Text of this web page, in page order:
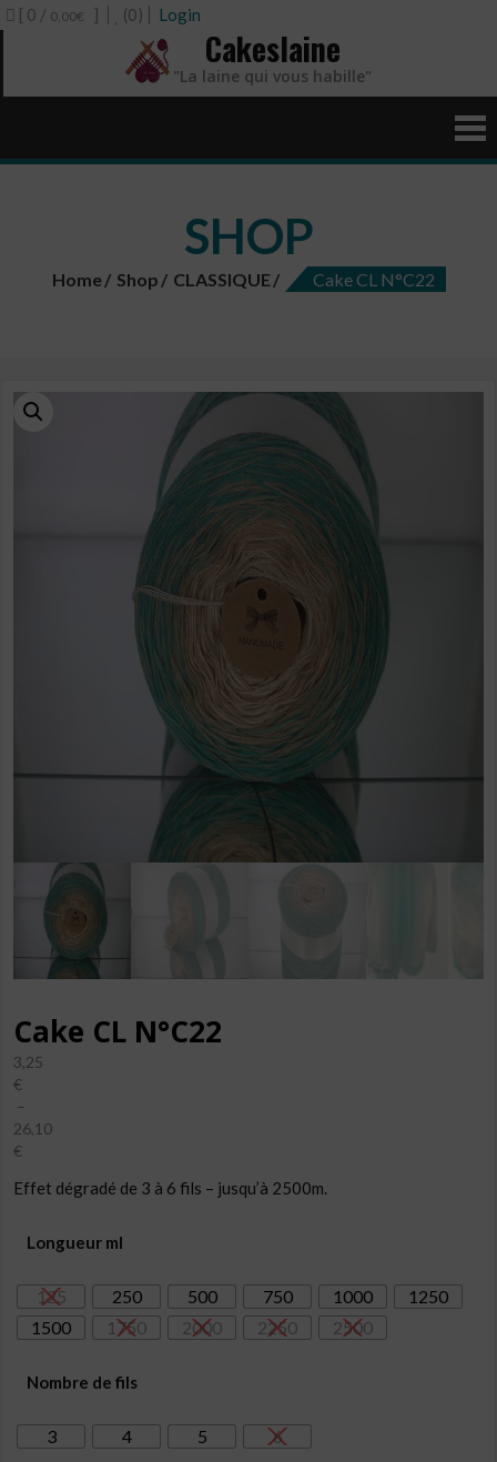
[ 0 / 0,00€ ] (0) Login
Cakeslaine
"La laine qui vous habille"
SHOP
Home Shop CLASSIQUE Cake CL N°C22
Cake CL N°C22
3,25
€
–
26,10
€
de
3,25€
26,10€
Effet dégradé de 3 à 6 fils – jusqu’à 2500m.
Longueur ml
125 250 500 750 1000
1250
1500
1750 2000 2250 2500
Nombre de fils
3 4 5 6